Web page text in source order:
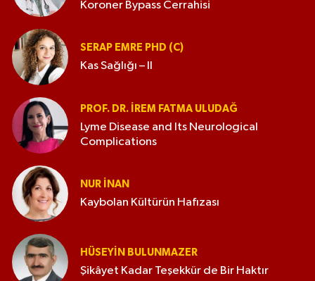
araştırmalarının değerlendirilmesi ve
ulusal ve uluslararası çocuk sağlığı, çocuk
nefrolojisi ve ilgili bilimsel derneklerin aktif
üyesi olup bilimsel toplantılarda konuşmacı,
almaktadır. Bilimsel araştırmaların yanı sıra
yetiştirilmesine özel önem veren Prof. Dr.
Alaygut, kanıta dayalı tıp anlayışını klinik
nefrolojisi alanında akademik ve klinik
Koroner Bypass Cerrahisi
SERAP EMRE PHD (C)
Kas Sağlığı – II
PROF. DR. İREM FATMA ULUDAĞ
Lyme Disease and Its Neurological
Complications
NUR İNAN
Kaybolan Kültürün Hafızası
HÜSEYIN BULUNMAZER
Şikâyet Kadar Teşekkür de Bir Haktır